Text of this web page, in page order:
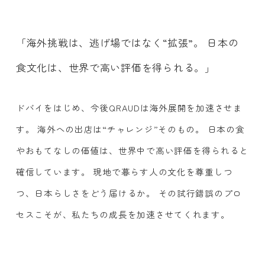
「海外挑戦は、逃げ場ではなく“拡張”。 日本の
食文化は、世界で高い評価を得られる。」
ドバイをはじめ、今後QRAUDは海外展開を加速させま
す。 海外への出店は“チャレンジ”そのもの。 日本の食
やおもてなしの価値は、世界中で高い評価を得られると
確信しています。 現地で暮らす人の文化を尊重しつ
つ、日本らしさをどう届けるか。 その試行錯誤のプロ
セスこそが、私たちの成長を加速させてくれます。